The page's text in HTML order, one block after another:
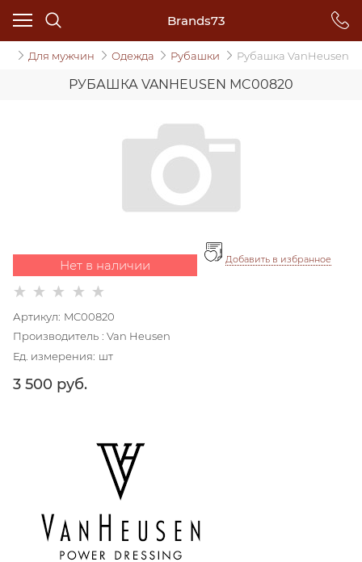
Brands73
Для мужчин Одежда Рубашки Рубашка VanHeusen
РУБАШКА VANHEUSEN MC00820
Нет в наличии Добавить в избранное
Артикул: MC00820
Производитель : Van Heusen
Ед. измерения: шт
3 500 руб.